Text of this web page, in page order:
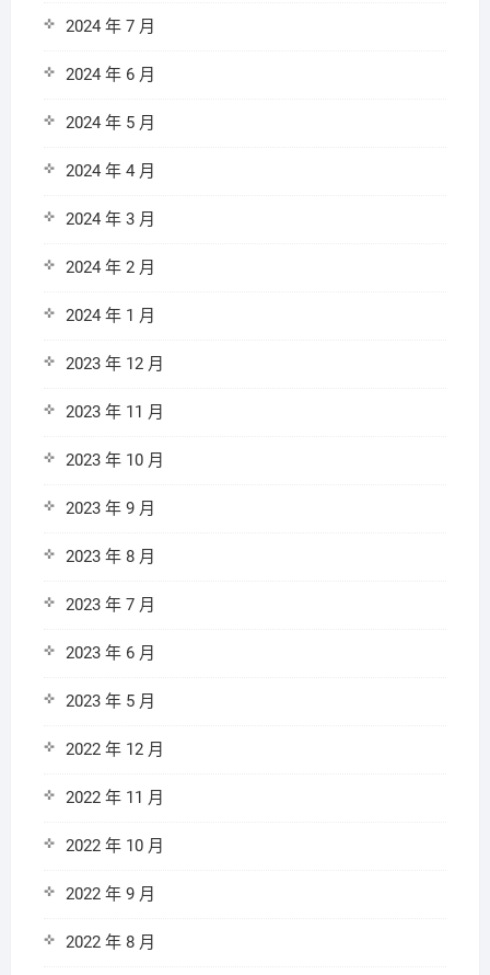
2024 年 7 月
2024 年 6 月
2024 年 5 月
2024 年 4 月
2024 年 3 月
2024 年 2 月
2024 年 1 月
2023 年 12 月
2023 年 11 月
2023 年 10 月
2023 年 9 月
2023 年 8 月
2023 年 7 月
2023 年 6 月
2023 年 5 月
2022 年 12 月
2022 年 11 月
2022 年 10 月
2022 年 9 月
2022 年 8 月